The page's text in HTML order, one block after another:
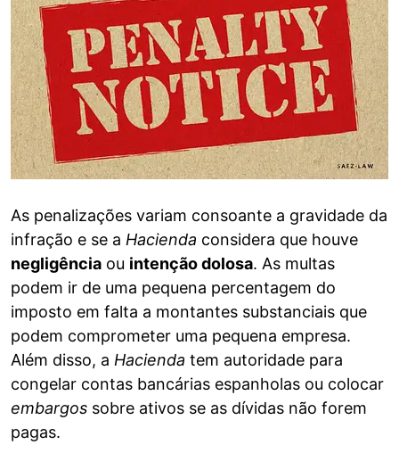
As penalizações variam consoante a gravidade da
infração e se a Hacienda considera que houve
negligência ou intenção dolosa. As multas
podem ir de uma pequena percentagem do
imposto em falta a montantes substanciais que
podem comprometer uma pequena empresa.
Além disso, a Hacienda tem autoridade para
congelar contas bancárias espanholas ou colocar
embargos sobre ativos se as dívidas não forem
pagas.